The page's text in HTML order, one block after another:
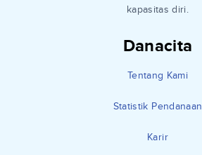
Danacita
Tentang Kami
Statistik Pendanaan
Karir
kapasitas diri.